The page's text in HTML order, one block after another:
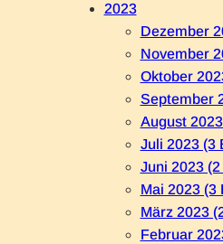
2023
Dezember
November
Oktober
September
August
Juli 2023 (3
Juni 2023
Mai 2023 (3
März 2023
Februar